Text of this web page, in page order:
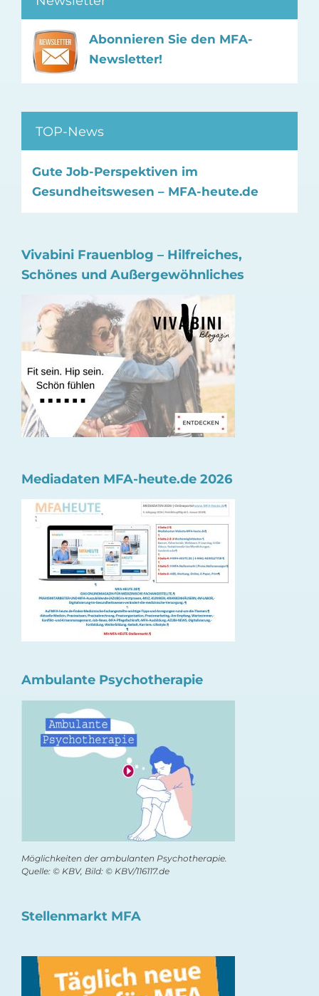
Abonnieren Sie den MFA-
Newsletter!
TOP-News
Gute Job-Perspektiven im
Gesundheitswesen – MFA-heute.de
Vivabini Frauenblog – Hilfreiches,
Schönes und Außergewöhnliches
Mediadaten MFA-heute.de 2026
Ambulante Psychotherapie
Möglichkeiten der ambulanten Psychotherapie.
Quelle: © KBV, Bild: © KBV/116117.de
Stellenmarkt MFA